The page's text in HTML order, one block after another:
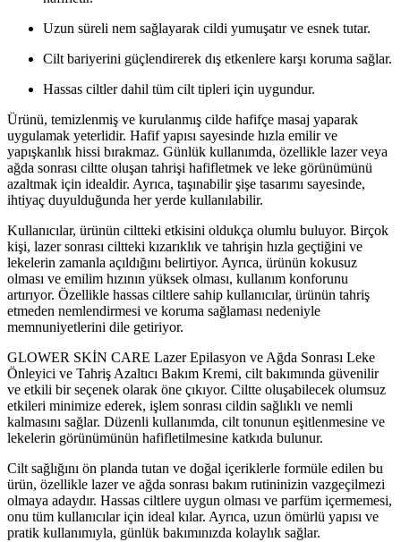
Uzun süreli nem sağlayarak cildi yumuşatır ve esnek tutar.
Cilt bariyerini güçlendirerek dış etkenlere karşı koruma sağlar.
Hassas ciltler dahil tüm cilt tipleri için uygundur.
Ürünü, temizlenmiş ve kurulanmış cilde hafifçe masaj yaparak
uygulamak yeterlidir. Hafif yapısı sayesinde hızla emilir ve
yapışkanlık hissi bırakmaz. Günlük kullanımda, özellikle lazer veya
ağda sonrası ciltte oluşan tahrişi hafifletmek ve leke görünümünü
azaltmak için idealdir. Ayrıca, taşınabilir şişe tasarımı sayesinde,
ihtiyaç duyulduğunda her yerde kullanılabilir.
Kullanıcılar, ürünün ciltteki etkisini oldukça olumlu buluyor. Birçok
kişi, lazer sonrası ciltteki kızarıklık ve tahrişin hızla geçtiğini ve
lekelerin zamanla açıldığını belirtiyor. Ayrıca, ürünün kokusuz
olması ve emilim hızının yüksek olması, kullanım konforunu
artırıyor. Özellikle hassas ciltlere sahip kullanıcılar, ürünün tahriş
etmeden nemlendirmesi ve koruma sağlaması nedeniyle
memnuniyetlerini dile getiriyor.
GLOWER SKİN CARE Lazer Epilasyon ve Ağda Sonrası Leke
Önleyici ve Tahriş Azaltıcı Bakım Kremi, cilt bakımında güvenilir
ve etkili bir seçenek olarak öne çıkıyor. Ciltte oluşabilecek olumsuz
etkileri minimize ederek, işlem sonrası cildin sağlıklı ve nemli
kalmasını sağlar. Düzenli kullanımda, cilt tonunun eşitlenmesine ve
lekelerin görünümünün hafifletilmesine katkıda bulunur.
Cilt sağlığını ön planda tutan ve doğal içeriklerle formüle edilen bu
ürün, özellikle lazer ve ağda sonrası bakım rutininizin vazgeçilmezi
olmaya adaydır. Hassas ciltlere uygun olması ve parfüm içermemesi,
onu tüm kullanıcılar için ideal kılar. Ayrıca, uzun ömürlü yapısı ve
pratik kullanımıyla, günlük bakımınızda kolaylık sağlar.